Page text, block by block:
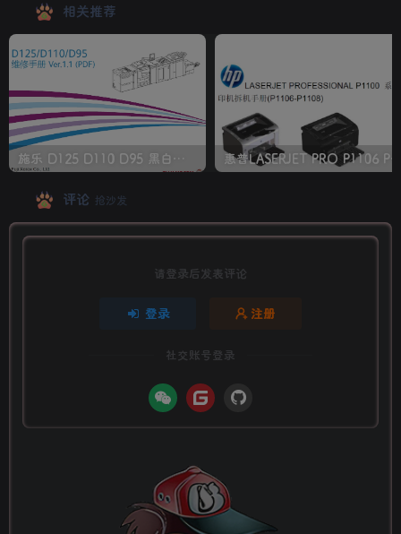
评论
请登录后发表评论
社交账号登录